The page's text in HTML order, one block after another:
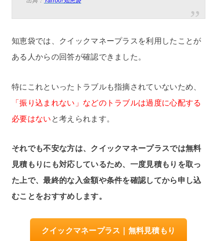
知恵袋では、クイックマネープラスを利用したことが
ある人からの回答が確認できました。
特にこれといったトラブルも指摘されていないため、
「振り込まれない」などのトラブルは過度に心配する
必要はない と考えられます。
それでも不安な方は、クイックマネープラスでは無料
見積もりにも対応しているため、一度見積もりを取っ
た上で、最終的な入金額や条件を確認してから申し込
むことをおすすめします。
クイックマネープラス｜無料見積もり